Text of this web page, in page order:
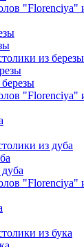
"Florenciya"
из березы
"Florenciya"
из дуба
"Florenciya"
из бука